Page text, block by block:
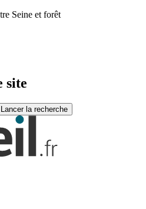
Seine et forêt
site
Lancer la recherche